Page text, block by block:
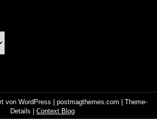
von WordPress postmagthemes.com
Theme-
Details
Context Blog